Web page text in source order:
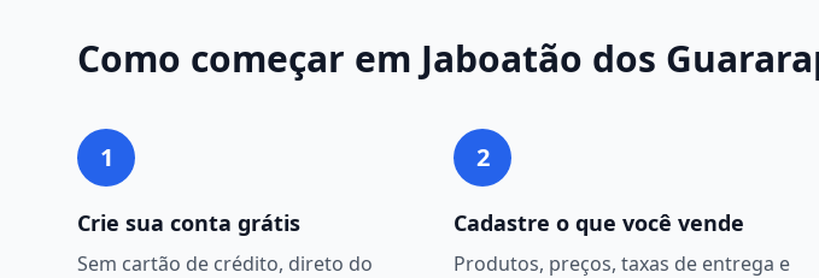
Como começar em Jaboatão dos
1
Crie sua conta grátis
Sem cartão de crédito, direto do
2
Cadastre o que você vende
Produtos, preços, taxas de entrega e